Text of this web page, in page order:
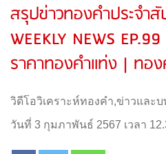
สรุปข่าวทองคำประจำ
WEEKLY NEWS
ราคาทองคำแท่ง | ทอ
วิดีโอวิเคราะห์ทองคำ,ข่าวและบ
วันที่ 3 กุมภาพันธ์ 2567 เวลา